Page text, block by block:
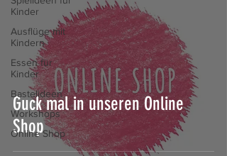
Kinder
Ausflüge mit
Kindern
Essen für
Kinder
Bastelideen
Workshops
Online Shop
Guck mal in unseren Online
Shop